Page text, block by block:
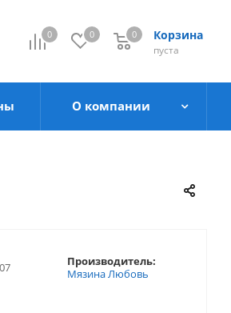
0 0 Корзина
0
пуста
0
О компании
Производитель:
Мязина Любовь